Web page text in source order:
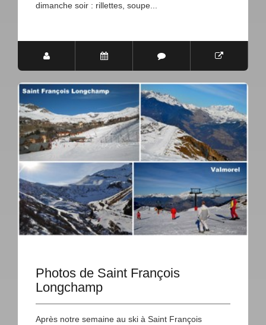
dimanche soir : rillettes, soupe...
Photos de Saint François
Longchamp
Après notre semaine au ski à Saint François